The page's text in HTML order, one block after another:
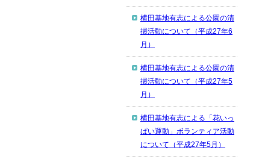
横田基地有志による公園の清
掃活動について（平成27年6
月）
横田基地有志による公園の清
掃活動について（平成27年5
月）
横田基地有志による「花いっ
ぱい運動」ボランティア活動
について（平成27年5月）